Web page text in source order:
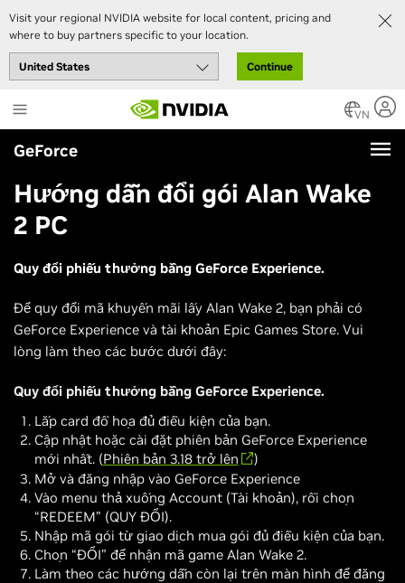
Visit your regional NVIDIA website for local content, pricing and
where to buy partners specific to your location.
Continue
to
main
content
VN
GeForce
Hướng dẫn đổi gói Alan Wake
2 PC
Quy đổi phiếu thưởng bằng GeForce Experience.
Để quy đổi mã khuyến mãi lấy Alan Wake 2, bạn phải có
GeForce Experience và tài khoản Epic Games Store. Vui
lòng làm theo các bước dưới đây:
Quy đổi phiếu thưởng bằng GeForce Experience.
Lắp card đồ họa đủ điều kiện của bạn.
Cập nhật hoặc cài đặt phiên bản GeForce Experience
mới nhất. (Phiên bản 3.18 trở lên
)
Mở và đăng nhập vào GeForce Experience
Vào menu thả xuống Account (Tài khoản), rồi chọn
“REDEEM” (QUY ĐỔI).
Nhập mã gói từ giao dịch mua gói đủ điều kiện của bạn.
Chọn “ĐỔI” để nhận mã game Alan Wake 2.
Làm theo các hướng dẫn còn lại trên màn hình để đăng